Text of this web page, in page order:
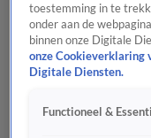
toestemming in te
onder aan de
binnen onze Digitale
onze Cookieverklaring
Digitale Diensten.
Functioneel &